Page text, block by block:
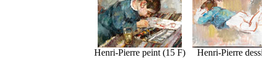
Henri-Pierre peint (15 F) Henri-Pierre